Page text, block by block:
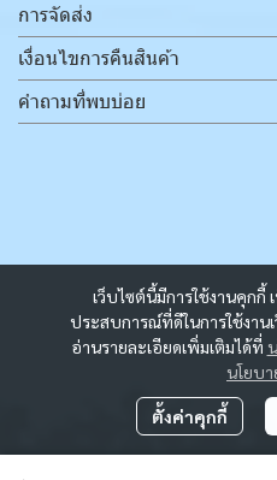
เว็บไซต์นี้มีการใช้งานคุก
ประสบการณ์ที่ดีในการใช้งาน
อ่านรายละเอียดเพิ่มเติมได้ที่
นโยบ
ตั้งค่าคุกกี้
การจัดส่ง
เงื่อนไขการคืนสินค้า
คำถามที่พบบ่อย